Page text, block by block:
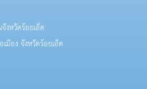
งหวัดร้อยเอ็ด
มือง จังหวัดร้อยเอ็ด